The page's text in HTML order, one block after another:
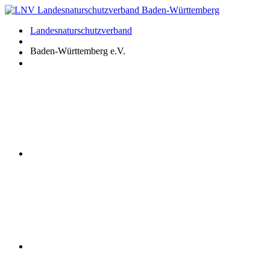
Zum
springenLandesnaturschutzverband
Baden-Württemberg e.V.